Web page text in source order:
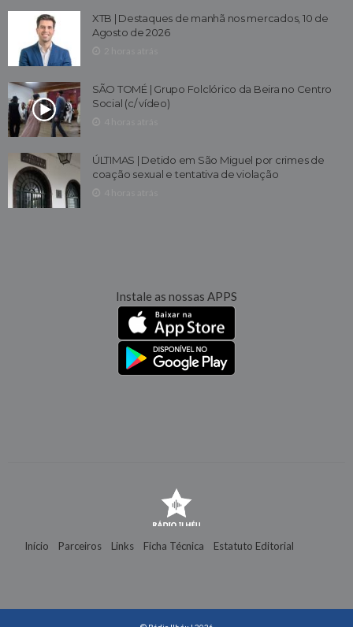
XTB | Destaques de manhã nos mercados, 10 de
Agosto de 2026
SÃO TOMÉ | Grupo Folclórico da Beira no Centro
Social (c/ vídeo)
ÚLTIMAS | Detido em São Miguel por crimes de
coação sexual e tentativa de violação
Instale as nossas APPS
Início Parceiros Links Ficha Técnica Estatuto Editorial